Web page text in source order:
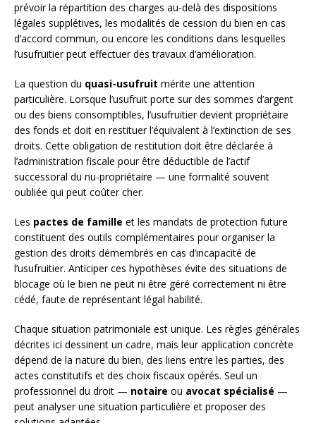
prévoir la répartition des charges au-delà des dispositions
légales supplétives, les modalités de cession du bien en cas
d’accord commun, ou encore les conditions dans lesquelles
l’usufruitier peut effectuer des travaux d’amélioration.
La question du quasi-usufruit mérite une attention
particulière. Lorsque l’usufruit porte sur des sommes d’argent
ou des biens consomptibles, l’usufruitier devient propriétaire
des fonds et doit en restituer l’équivalent à l’extinction de ses
droits. Cette obligation de restitution doit être déclarée à
l’administration fiscale pour être déductible de l’actif
successoral du nu-propriétaire — une formalité souvent
oubliée qui peut coûter cher.
Les pactes de famille et les mandats de protection future
constituent des outils complémentaires pour organiser la
gestion des droits démembrés en cas d’incapacité de
l’usufruitier. Anticiper ces hypothèses évite des situations de
blocage où le bien ne peut ni être géré correctement ni être
cédé, faute de représentant légal habilité.
Chaque situation patrimoniale est unique. Les règles générales
décrites ici dessinent un cadre, mais leur application concrète
dépend de la nature du bien, des liens entre les parties, des
actes constitutifs et des choix fiscaux opérés. Seul un
professionnel du droit — notaire ou avocat spécialisé —
peut analyser une situation particulière et proposer des